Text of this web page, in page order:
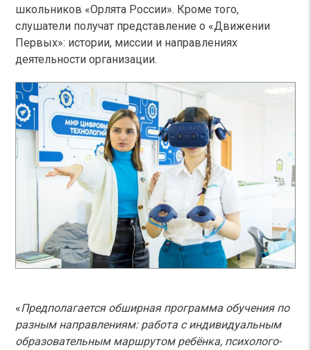
школьников «Орлята России». Кроме того,
слушатели получат представление о «Движении
Первых»: истории, миссии и направлениях
деятельности организации.
«Предполагается обширная программа обучения по
разным направлениям: работа с индивидуальным
образовательным маршрутом ребёнка, психолого-